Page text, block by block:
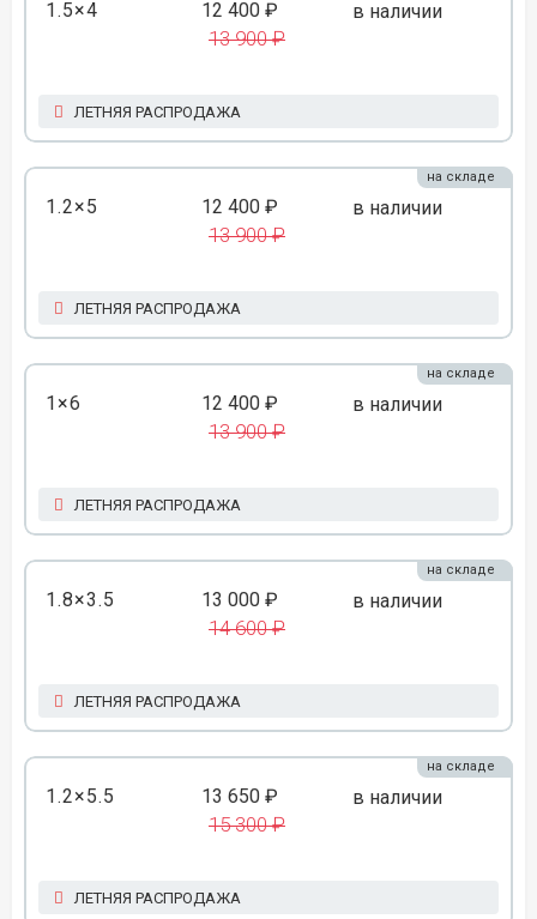
1.5×4 12 400 ₽
13 900 ₽
в наличии
ЛЕТНЯЯ РАСПРОДАЖА
1.2×5 12 400 ₽
13 900 ₽
в наличии
на складе
ЛЕТНЯЯ РАСПРОДАЖА
1×6 12 400 ₽
13 900 ₽
в наличии
на складе
ЛЕТНЯЯ РАСПРОДАЖА
1.8×3.5 13 000 ₽
14 600 ₽
в наличии
на складе
ЛЕТНЯЯ РАСПРОДАЖА
1.2×5.5 13 650 ₽
15 300 ₽
в наличии
на складе
ЛЕТНЯЯ РАСПРОДАЖА